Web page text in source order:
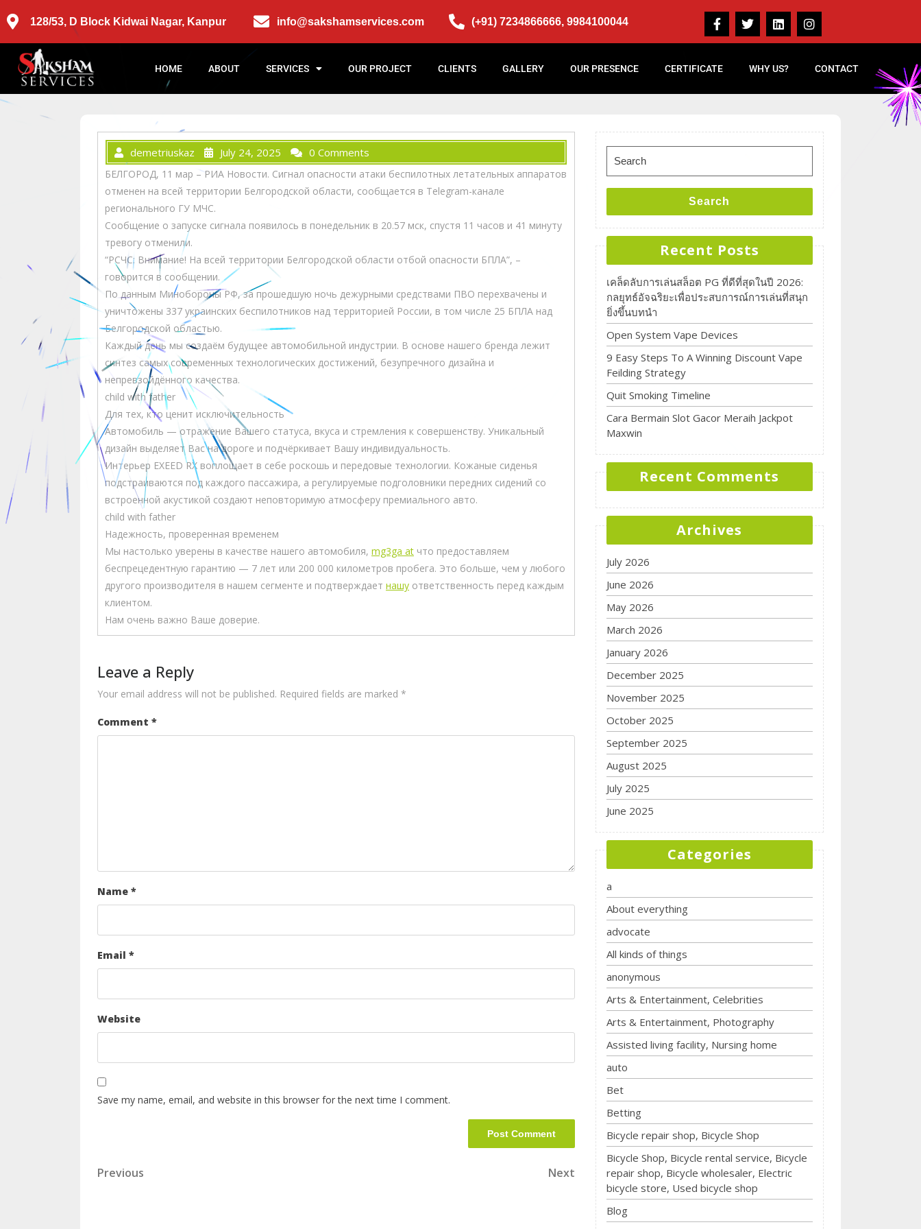
128/53, D Block Kidwai Nagar, Kanpur info@sakshamservices.com (+91) 7234866666, 9984100044
HOME ABOUT SERVICES OUR PROJECT CLIENTS GALLERY OUR PRESENCE CERTIFICATE WHY US? CONTACT
demetriuskaz July 24, 2025 0 Comments
БЕЛГОРОД, 11 мар – РИА Новости. Сигнал опасности атаки беспилотных летательных аппаратов
отменен на всей территории Белгородской области, сообщается в Telegram-канале
регионального ГУ МЧС.
Сообщение о запуске сигнала появилось в понедельник в 20.57 мск, спустя 11 часов и 41 минуту
тревогу отменили.
“РСЧС: Внимание! На всей территории Белгородской области отбой опасности БПЛА”, –
говорится в сообщении.
По данным Минобороны РФ, за прошедшую ночь дежурными средствами ПВО перехвачены и
уничтожены 337 украинских беспилотников над территорией России, в том числе 25 БПЛА над
Белгородской областью.
Каждый день мы создаём будущее автомобильной индустрии. В основе нашего бренда лежит
синтез самых современных технологических достижений, безупречного дизайна и
непревзойдённого качества.
child with father
Для тех, кто ценит исключительность
Автомобиль — отражение Вашего статуса, вкуса и стремления к совершенству. Уникальный
дизайн выделяет Вас на дороге и подчёркивает Вашу индивидуальность.
Интерьер EXEED RX воплощает в себе роскошь и передовые технологии. Кожаные сиденья
подстраиваются под каждого пассажира, а регулируемые подголовники передних сидений со
встроенной акустикой создают неповторимую атмосферу премиального авто.
child with father
Надежность, проверенная временем
Мы настолько уверены в качестве нашего автомобиля, mg3ga at что предоставляем
беспрецедентную гарантию — 7 лет или 200 000 километров пробега. Это больше, чем у любого
другого производителя в нашем сегменте и подтверждает нашу ответственность перед каждым
клиентом.
Нам очень важно Ваше доверие.
Leave a Reply
Your email address will not be published. Required fields are marked *
Comment *
Name *
Email *
Website
Save my name, email, and website in this browser for the next time I comment.
Previous Next
Search
Recent Posts
เคล็ดลับการเล่นสล็อต PG ที่ดีที่สุดในปี 2026:
กลยุทธ์อัจฉริยะเพื่อประสบการณ์การเล่นที่สนุก
ยิ่งขึ้นบทนำ
Open System Vape Devices
9 Easy Steps To A Winning Discount Vape
Feilding Strategy
Quit Smoking Timeline
Cara Bermain Slot Gacor Meraih Jackpot
Maxwin
Recent Comments
Archives
July 2026
June 2026
May 2026
March 2026
January 2026
December 2025
November 2025
October 2025
September 2025
August 2025
July 2025
June 2025
Categories
a
About everything
advocate
All kinds of things
anonymous
Arts & Entertainment, Celebrities
Arts & Entertainment, Photography
Assisted living facility, Nursing home
auto
Bet
Betting
Bicycle repair shop, Bicycle Shop
Bicycle Shop, Bicycle rental service, Bicycle
repair shop, Bicycle wholesaler, Electric
bicycle store, Used bicycle shop
Blog